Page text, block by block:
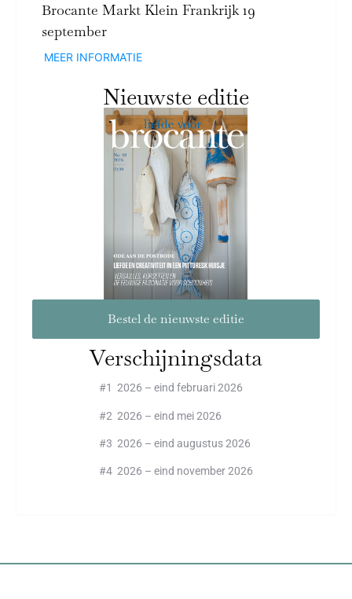
Brocante Markt Klein Frankrijk 19
september
MEER INFORMATIE
Nieuwste editie
Bestel de nieuwste editie
Verschijningsdata
#1 2026 – eind februari 2026
#2 2026 – eind mei 2026
#3 2026 – eind augustus 2026
#4 2026 – eind november 2026